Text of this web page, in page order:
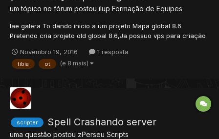
um tópico no fórum postou ilup Formação de Equipes
Iae galera To dando inicio a um projeto Mapa global 8.6
Pretendo cria projeto old global 8.6,Ja possuo vps para criação
VAGA PARA MINHA EQUIPE VAGAS URGENTE < Scripter
ProGramaDor > Experiente em Quests. Venh...
Novembro 19, 2016 1 resposta
tibia ot (e 8 mais)
scripter Spell Crashando server
uma questão postou zPerseu Scripts